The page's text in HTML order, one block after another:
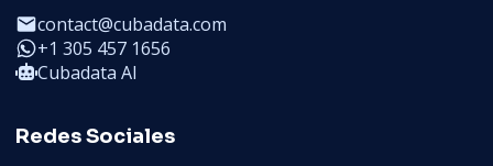
contact@cubadata.com
+1 305 457 1656
Cubadata AI
Redes Sociales